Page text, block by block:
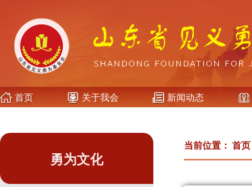
首页 关于我会 新闻动态
当前位置： 首页
勇为文化